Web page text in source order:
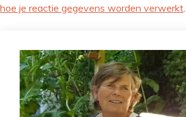
hoe je reactie gegevens worden verwerkt